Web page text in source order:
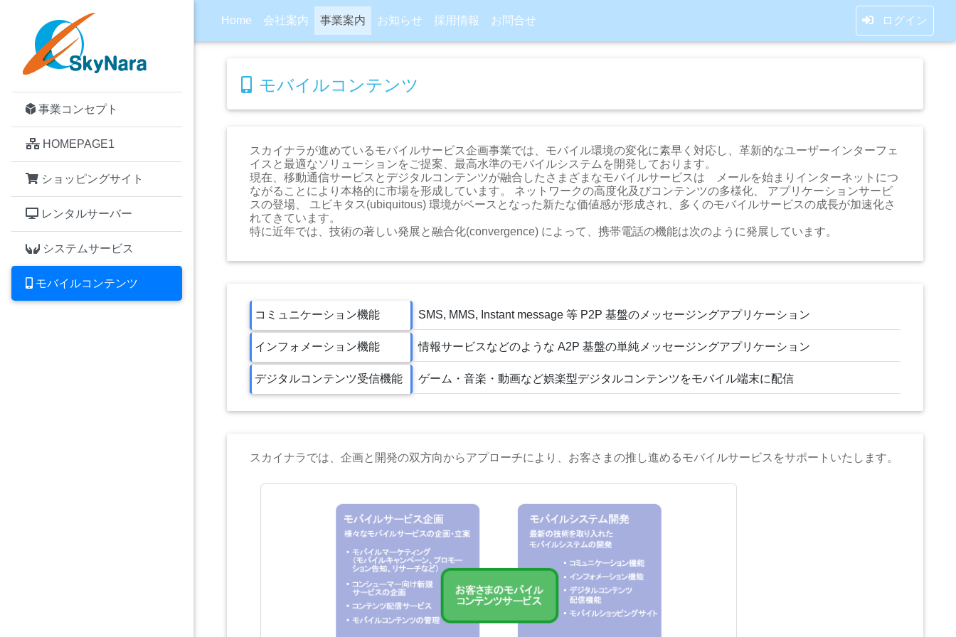
事業コンセプト
HOMEPAGE1
ショッピングサイト
レンタルサーバー
システムサービス
モバイルコンテンツ
Home 会社案内 事業案内 お知らせ 採用情報 お問合せ ログイン
モバイルコンテンツ
スカイナラが進めているモバイルサービス企画事業では、モバイル環境の変化に素早く対応し、革新的なユーザーインターフェ
イスと最適なソリューションをご提案、最高水準のモバイルシステムを開発しております。
現在、移動通信サービスとデジタルコンテンツが融合したさまざまなモバイルサービスは メールを始まりインターネットにつ
ながることにより本格的に市場を形成しています。 ネットワークの高度化及びコンテンツの多様化、 アプリケーションサービ
スの登場、 ユビキタス(ubiquitous) 環境がベースとなった新たな価値感が形成され、多くのモバイルサービスの成長が加速化さ
れてきています。
特に近年では、技術の著しい発展と融合化(convergence) によって、携帯電話の機能は次のように発展しています。
コミュニケーション機能 SMS, MMS, Instant message 等 P2P 基盤のメッセージングアプリケーション
インフォメーション機能 情報サービスなどのような A2P 基盤の単純メッセージングアプリケーション
デジタルコンテンツ受信機能 ゲーム・音楽・動画など娯楽型デジタルコンテンツをモバイル端末に配信
スカイナラでは、企画と開発の双方向からアプローチにより、お客さまの推し進めるモバイルサービスをサポートいたします。